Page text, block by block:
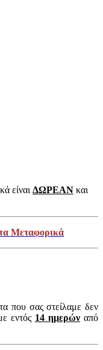
είναιΔΩΡΕΑΝ και
Μεταφορικά
που σας στείλαμε δεν
εντός 14 ημερώναπό